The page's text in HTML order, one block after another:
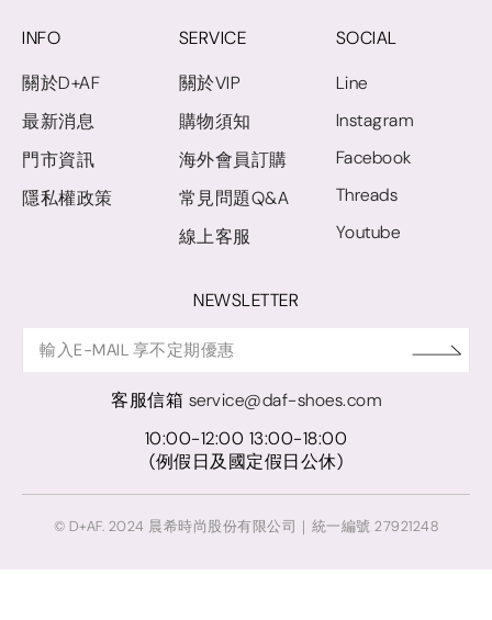
INFO
關於D+AF
最新消息
門市資訊
隱私權政策
SERVICE
關於VIP
購物須知
海外會員訂購
常見問題Q&A
線上客服
SOCIAL
Line
Instagram
Facebook
Threads
Youtube
NEWSLETTER
客服信箱 service@daf-shoes.com
10:00-12:00 13:00-18:00
(例假日及國定假日公休)
© D+AF. 2024 晨希時尚股份有限公司｜統一編號 27921248